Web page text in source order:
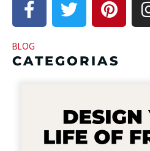
BLOG
CATEGORIAS